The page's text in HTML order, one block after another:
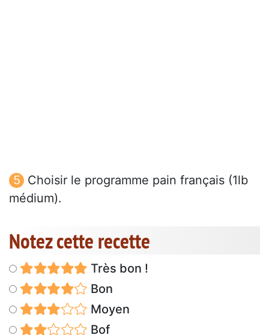
Choisir le programme pain français (1lb
médium).
Notez cette recette
Très bon !
Bon
Moyen
Bof